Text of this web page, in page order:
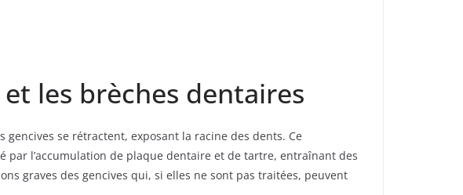
les brèches dentaires
se rétractent, exposant la racine des dents. Ce
l’accumulation de plaque dentaire et de tartre, entraînant des
graves des gencives qui, si elles ne sont pas traitées, peuvent